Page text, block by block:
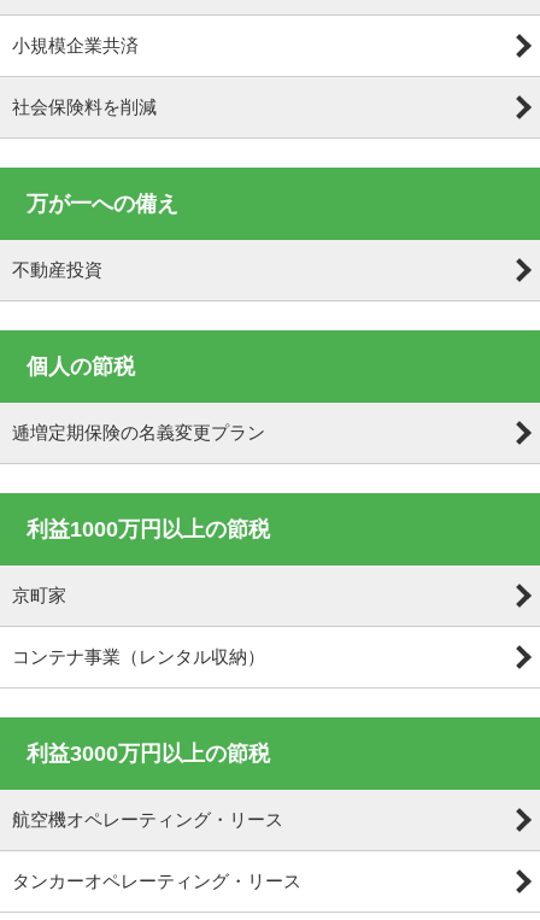
小規模企業共済
社会保険料を削減
万が一への備え
不動産投資
個人の節税
逓増定期保険の名義変更プラン
利益1000万円以上の節税
京町家
コンテナ事業（レンタル収納）
利益3000万円以上の節税
航空機オペレーティング・リース
タンカーオペレーティング・リース